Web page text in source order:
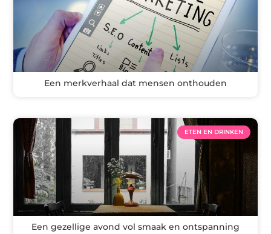
Een merkverhaal dat mensen onthouden
ETEN EN DRINKEN
Een gezellige avond vol smaak en ontspanning